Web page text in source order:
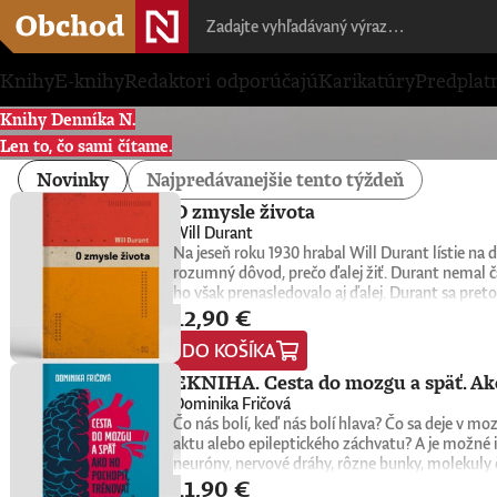
KnihyE-knihyRedaktori odporúčajúKarikatúry
Knihy Denníka N.
Len to, čo sami čítame.
Novinky Najpredávanejšie tento týždeň
O zmysle života
Will Durant
Na jeseň roku 1930 hrabal Will Durant lístie
rozumný dôvod, prečo ďalej žiť. Durant nemal
ho však prenasledovalo aj ďalej. Durant sa
konkrétne oni sami nachádzajú zmysel, cieľ a
1932. Keďže nemala žiadnu reklamu, tento
do rúk novej generácii čitateľov a čitateliek.
univerzitní profesori, psychológovia, štátnici,
spoločnú niť. Tá odhaľuje hlboké puto medzi
americký spisovateľ, historik a filozof, ktorý
Civilization), na ktorom vyše štyri desaťročia
myšlienkach zrozumiteľným, ľudským a
zmysluplnejšieho života.
12,90 €
DO KOŠÍKA
EKNIHA. Cesta do mozgu a späť.
Dominika Fričová
Čo nás bolí, keď nás bolí hlava? Čo sa deje v
aktu alebo epileptického záchvatu? A je
neuróny, nervové dráhy, rôzne bunky,
slovenská neurobiologička Dominika Fričová
11,90 €